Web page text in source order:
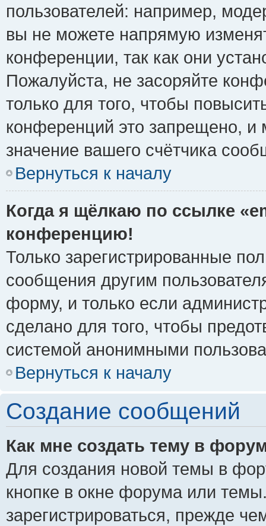
пользователей: например,
вы не можете напрямую
конференции, так как они
Пожалуйста, не засоряйте
только для того, чтобы
конференций это запрещено, и
значение вашего счётчика
Вернуться к началу
Когда я щёлкаю по ссылке
конференцию!
Только зарегистрированные
сообщения другим
форму, и только если
сделано для того, чтобы
системой анонимными
Вернуться к началу
Создание сообщений
Как мне создать тему в
Для создания новой темы в
кнопке в окне форума или
зарегистрироваться, прежде